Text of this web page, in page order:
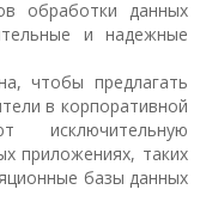
обработки данных
и надежные
чтобы предлагать
в корпоративной
приложениях, таких
базы данных